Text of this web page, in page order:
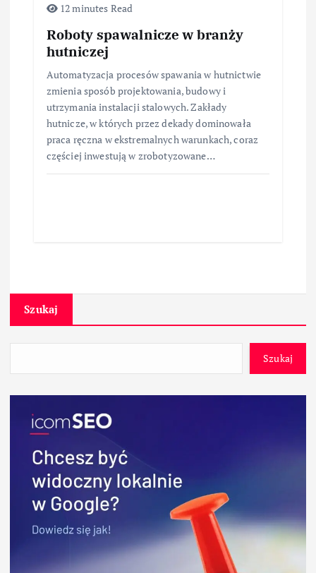
12 minutes Read
Roboty spawalnicze w branży
hutniczej
Automatyzacja procesów spawania w hutnictwie
zmienia sposób projektowania, budowy i
utrzymania instalacji stalowych. Zakłady
hutnicze, w których przez dekady dominowała
praca ręczna w ekstremalnych warunkach, coraz
częściej inwestują w zrobotyzowane…
Szukaj
Szukaj